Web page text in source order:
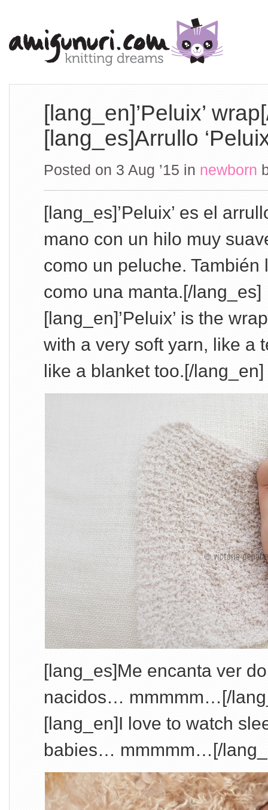
[lang_en]’Peluix’
[lang_es]Arrullo
Posted on 3 Aug ’15 in newborn
[lang_es]’Peluix’ es el
mano con un hilo muy
como un peluche. También
como una manta.[/lang_es]
[lang_en]’Peluix’ is the
with a very soft yarn, like a
like a blanket too.[/lang_en]
[lang_es]Me encanta ver
nacidos… mmmmm…[/
[lang_en]I love to watch
babies… mmmmm…[/